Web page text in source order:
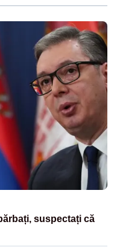
suspectați că